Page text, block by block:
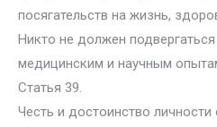
посягательств на жизнь,
Никто не должен подвергаться
медицинским и научным
Статья 39.
Честь и достоинство личности